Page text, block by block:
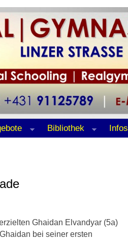
Bibliothek Infos
Ghaidan Elvandyar (5a)
bei seiner ersten